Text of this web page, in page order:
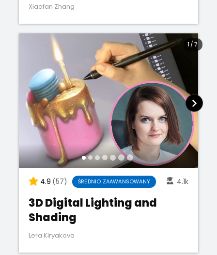
Xiaofan Zhang
4.9 (57) ŚREDNIO ZAAWANSOWANY 4.1k
3D Digital Lighting and
Shading
Lera Kiryakova
1 /7